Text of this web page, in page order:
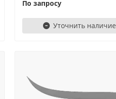
По запросу
Уточнить наличие